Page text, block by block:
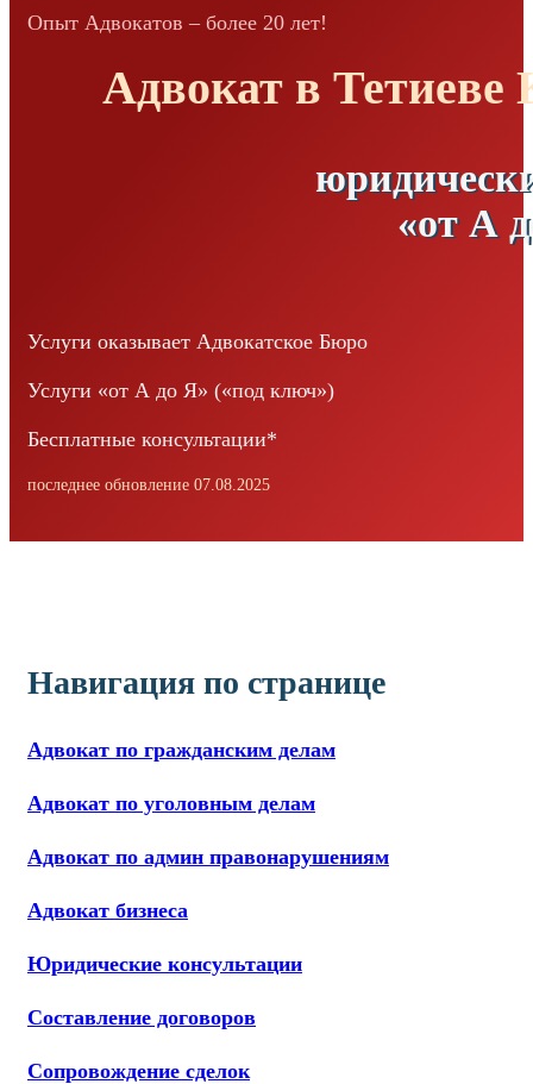
Опыт Адвокатов – более 20 лет!
Адвокат в Тетиеве
«от А
Услуги оказывает Адвокатское Бюро
Услуги «от А до Я» («под ключ»)
Бесплатные консультации*
последнее обновление 07.08.2025
Навигация по странице
Адвокат по гражданским делам
Адвокат по уголовным делам
Адвокат по админ правонарушениям
Адвокат бизнеса
Юридические консультации
Составление договоров
Сопровождение сделок